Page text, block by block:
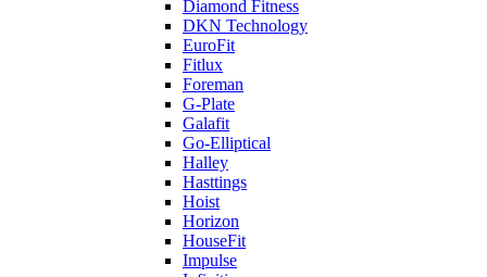
Diamond Fitness
DKN Technology
EuroFit
Fitlux
Foreman
G-Plate
Galafit
Go-Elliptical
Halley
Hasttings
Hoist
Horizon
HouseFit
Impulse